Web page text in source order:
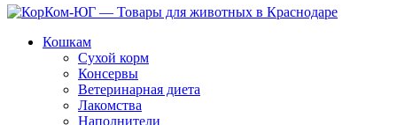
Кошкам
Сухой корм
Консервы
Ветеринарная диета
Лакомства
Наполнители